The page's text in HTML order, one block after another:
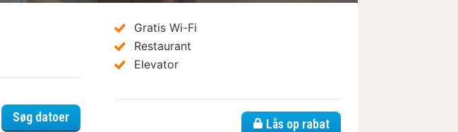
Søg datoerTheOriginals City Relais d'Estillac Agen
Gratis Wi-Fi
Restaurant
Elevator
Lås op rabat